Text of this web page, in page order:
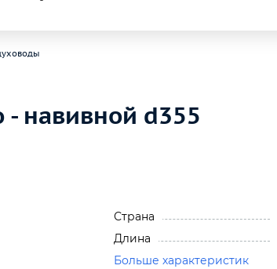
- навивной d355
Страна
Длина
Больше характеристик